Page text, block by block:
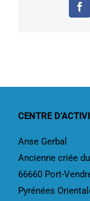
CENTRE
Anse Gerbal
Ancienne criée
66660 Port-
Pyrénées